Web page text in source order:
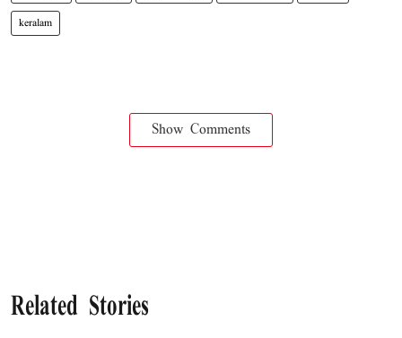
keralam
Show Comments
Related Stories